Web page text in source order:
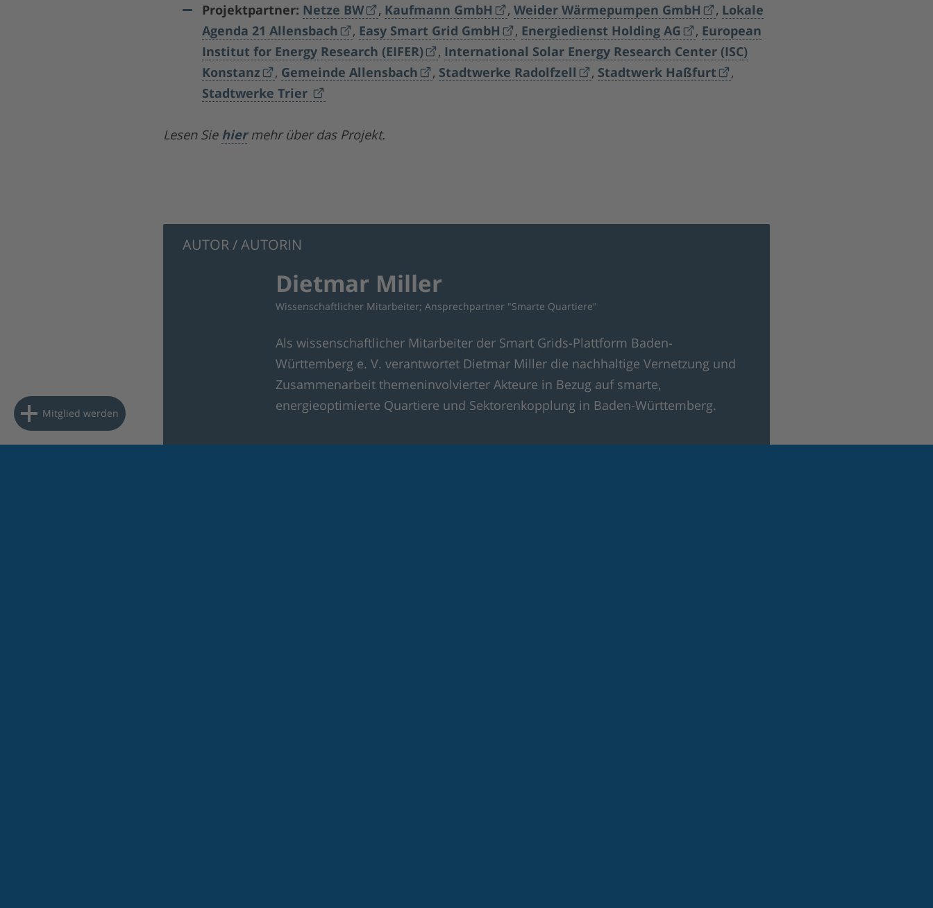
Projektpartner: Netze BW , Kaufmann GmbH ,Weider Wärmepumpen GmbH , Lokale
Agenda 21 Allensbach
, Easy Smart Grid GmbH , Energiedienst Holding AG , European
Institut for Energy Research (EIFER)
, International Solar Energy Research Center (ISC)
Konstanz
, Gemeinde Allensbach , Stadtwerke Radolfzell , Stadtwerk Haßfurt
,
Stadtwerke Trier
Lesen Sie hiermehr über das Projekt.
AUTOR / AUTORIN
Dietmar Miller
Wissenschaftlicher Mitarbeiter; Ansprechpartner "Smarte Quartiere"
Als wissenschaftlicher Mitarbeiter der Smart Grids-Plattform Baden-
Württemberg e. V. verantwortet Dietmar Miller die nachhaltige Vernetzung und
Zusammenarbeit themeninvolvierter Akteure in Bezug auf smarte,
energieoptimierte Quartiere und Sektorenkopplung in Baden-Württemberg.
Mitglied werden